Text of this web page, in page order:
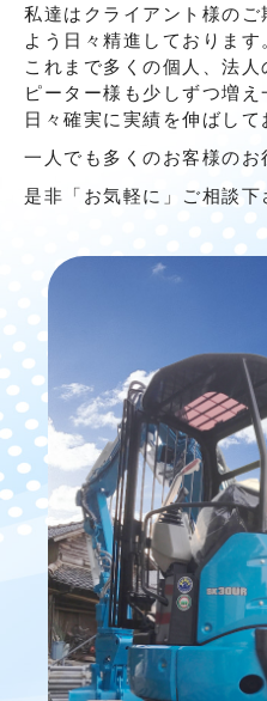
私達はクライアント様の
よう日々精進しております
これまで多くの個人、法
ピーター様も少しずつ増
日々確実に実績を伸ばして
一人でも多くのお客様の
是非「お気軽に」ご相談下